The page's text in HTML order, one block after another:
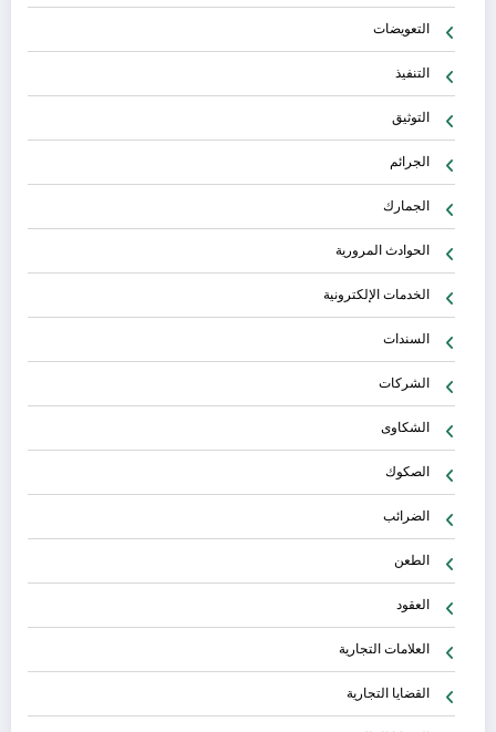
التعويضات
التنفيذ
التوثيق
الجرائم
الجمارك
الحوادث المرورية
الخدمات الإلكترونية
السندات
الشركات
الشكاوى
الصكوك
الضرائب
الطعن
العقود
العلامات التجارية
القضايا التجارية